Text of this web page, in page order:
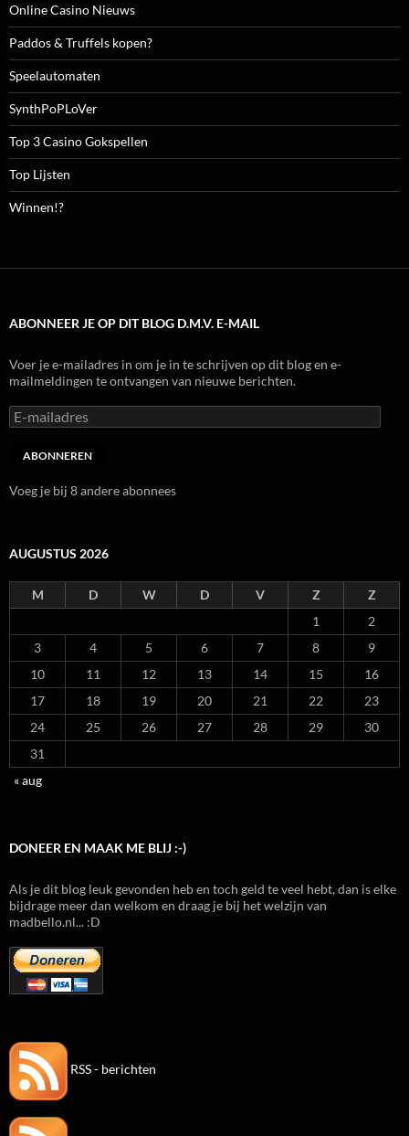
Online Casino Nieuws
Paddos & Truffels kopen?
Speelautomaten
SynthPoPLoVer
Top 3 Casino Gokspellen
Top Lijsten
Winnen!?
ABONNEER JE OP DIT BLOG D.M.V. E-MAIL
Voer je e-mailadres in om je in te schrijven op dit blog en e-
mailmeldingen te ontvangen van nieuwe berichten.
E-
mailadres
ABONNEREN
Voeg je bij 8 andere abonnees
AUGUSTUS 2026
M D W D V Z
Z
1
2
3
4 5 6 7 8
9
10
11 12 13 14 15
16
17
18 19 20 21 22
23
24
25 26 27 28 29
30
31
« aug
DONEER EN MAAK ME BLIJ :-)
Als je dit blog leuk gevonden heb en toch geld te veel hebt, dan is elke
bijdrage meer dan welkom en draag je bij het welzijn van
madbello.nl... :D
RSS - berichten